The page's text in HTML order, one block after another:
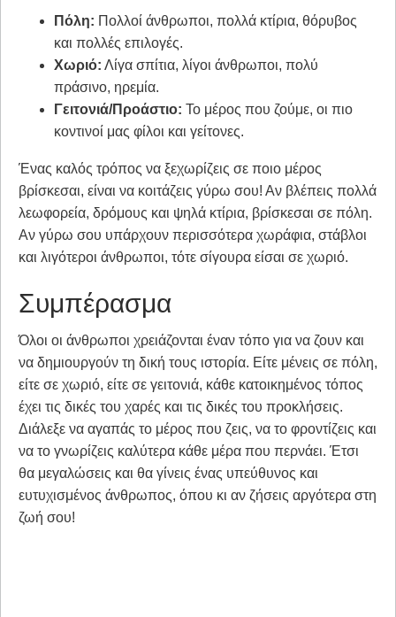
Πόλη: Πολλοί άνθρωποι, πολλά κτίρια, θόρυβος
και πολλές επιλογές.
Χωριό: Λίγα σπίτια, λίγοι άνθρωποι, πολύ
πράσινο, ηρεμία.
Γειτονιά/Προάστιο: Το μέρος που ζούμε, οι πιο
κοντινοί μας φίλοι και γείτονες.
Ένας καλός τρόπος να ξεχωρίζεις σε ποιο μέρος
βρίσκεσαι, είναι να κοιτάζεις γύρω σου! Αν βλέπεις πολλά
λεωφορεία, δρόμους και ψηλά κτίρια, βρίσκεσαι σε πόλη.
Αν γύρω σου υπάρχουν περισσότερα χωράφια, στάβλοι
και λιγότεροι άνθρωποι, τότε σίγουρα είσαι σε χωριό.
Συμπέρασμα
Όλοι οι άνθρωποι χρειάζονται έναν τόπο για να ζουν και
να δημιουργούν τη δική τους ιστορία. Είτε μένεις σε πόλη,
είτε σε χωριό, είτε σε γειτονιά, κάθε κατοικημένος τόπος
έχει τις δικές του χαρές και τις δικές του προκλήσεις.
Διάλεξε να αγαπάς το μέρος που ζεις, να το φροντίζεις και
να το γνωρίζεις καλύτερα κάθε μέρα που περνάει. Έτσι
θα μεγαλώσεις και θα γίνεις ένας υπεύθυνος και
ευτυχισμένος άνθρωπος, όπου κι αν ζήσεις αργότερα στη
ζωή σου!